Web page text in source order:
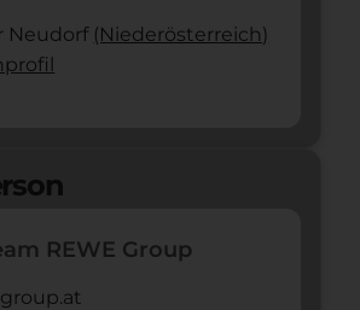
Neudorf (Nieder­österreich)
REWE Group